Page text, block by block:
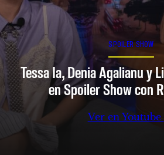
SPOILER SHOW
Tessa Ia, Denia Agalianu y
en Spoiler Show con
Ver en Youtube